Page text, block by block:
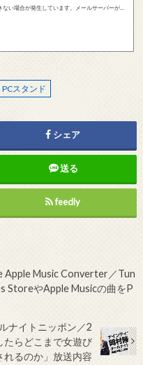
い場合が発生しています。メールサーバーが正
PCスタンド
シェア
送る
feedly
Apple Music Converter／Tun
StoreやApple Musicの曲をP
ナイトニッポン／2
らどこまで女遊び
れるのか」放送内容